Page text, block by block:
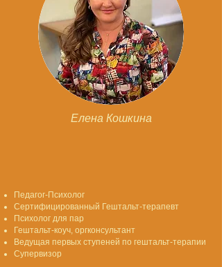
Елена Кошкина
Педагог-Психолог
Сертифицированный Гештальт-терапевт
Психолог для пар
Гештальт-коуч, оргконсультант
Ведущая первых ступеней по гештальт-терапии
Супервизор